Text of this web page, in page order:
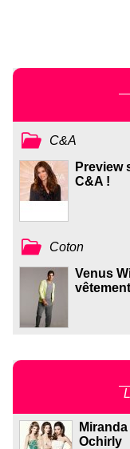
C&A
Preview
C&A !
Coton
Venus
Ochirly